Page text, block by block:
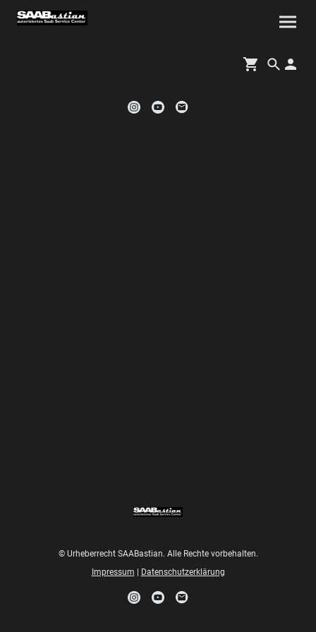
© Urheberrecht SAABastian. Alle Rechte vorbehalten.
Impressum | Datenschutzerklärung